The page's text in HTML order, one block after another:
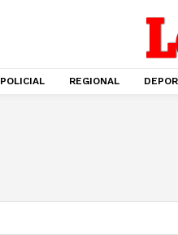
POLICIAL REGIONAL